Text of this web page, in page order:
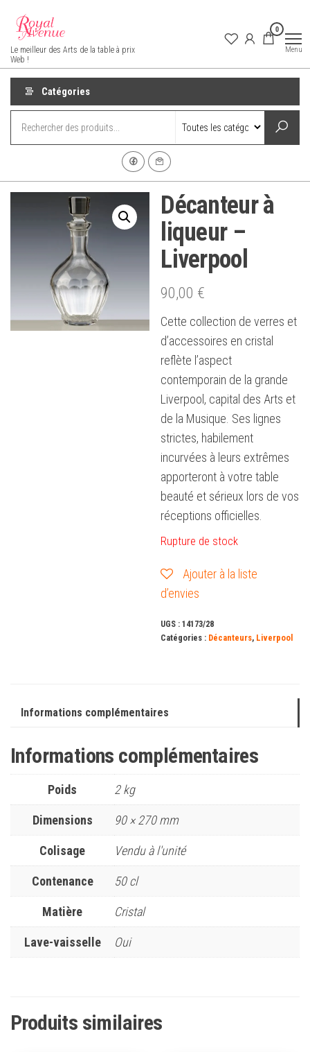
contenu
Royal Avenue
Le meilleur des Arts de la table à prix
Web !
0
Menu
Catégories
Décanteur à
liqueur –
Liverpool
90,00 €
Cette collection de verres et
d’accessoires en cristal
reflète l’aspect
contemporain de la grande
Liverpool, capital des Arts et
de la Musique. Ses lignes
strictes, habilement
incurvées à leurs extrêmes
apporteront à votre table
beauté et sérieux lors de vos
réceptions officielles.
Rupture de stock
Ajouter à la liste
d’envies
UGS :14173/28
Catégories : Décanteurs, Liverpool
Informations complémentaires
Informations complémentaires
Poids 2 kg
Dimensions 90 × 270 mm
Colisage Vendu à l'unité
Contenance 50 cl
Matière Cristal
Lave-vaisselle Oui
Produits similaires